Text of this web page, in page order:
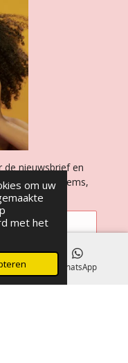
om uw
met het
de nieuwsbrief en
nieuwste items,
WhatsApp